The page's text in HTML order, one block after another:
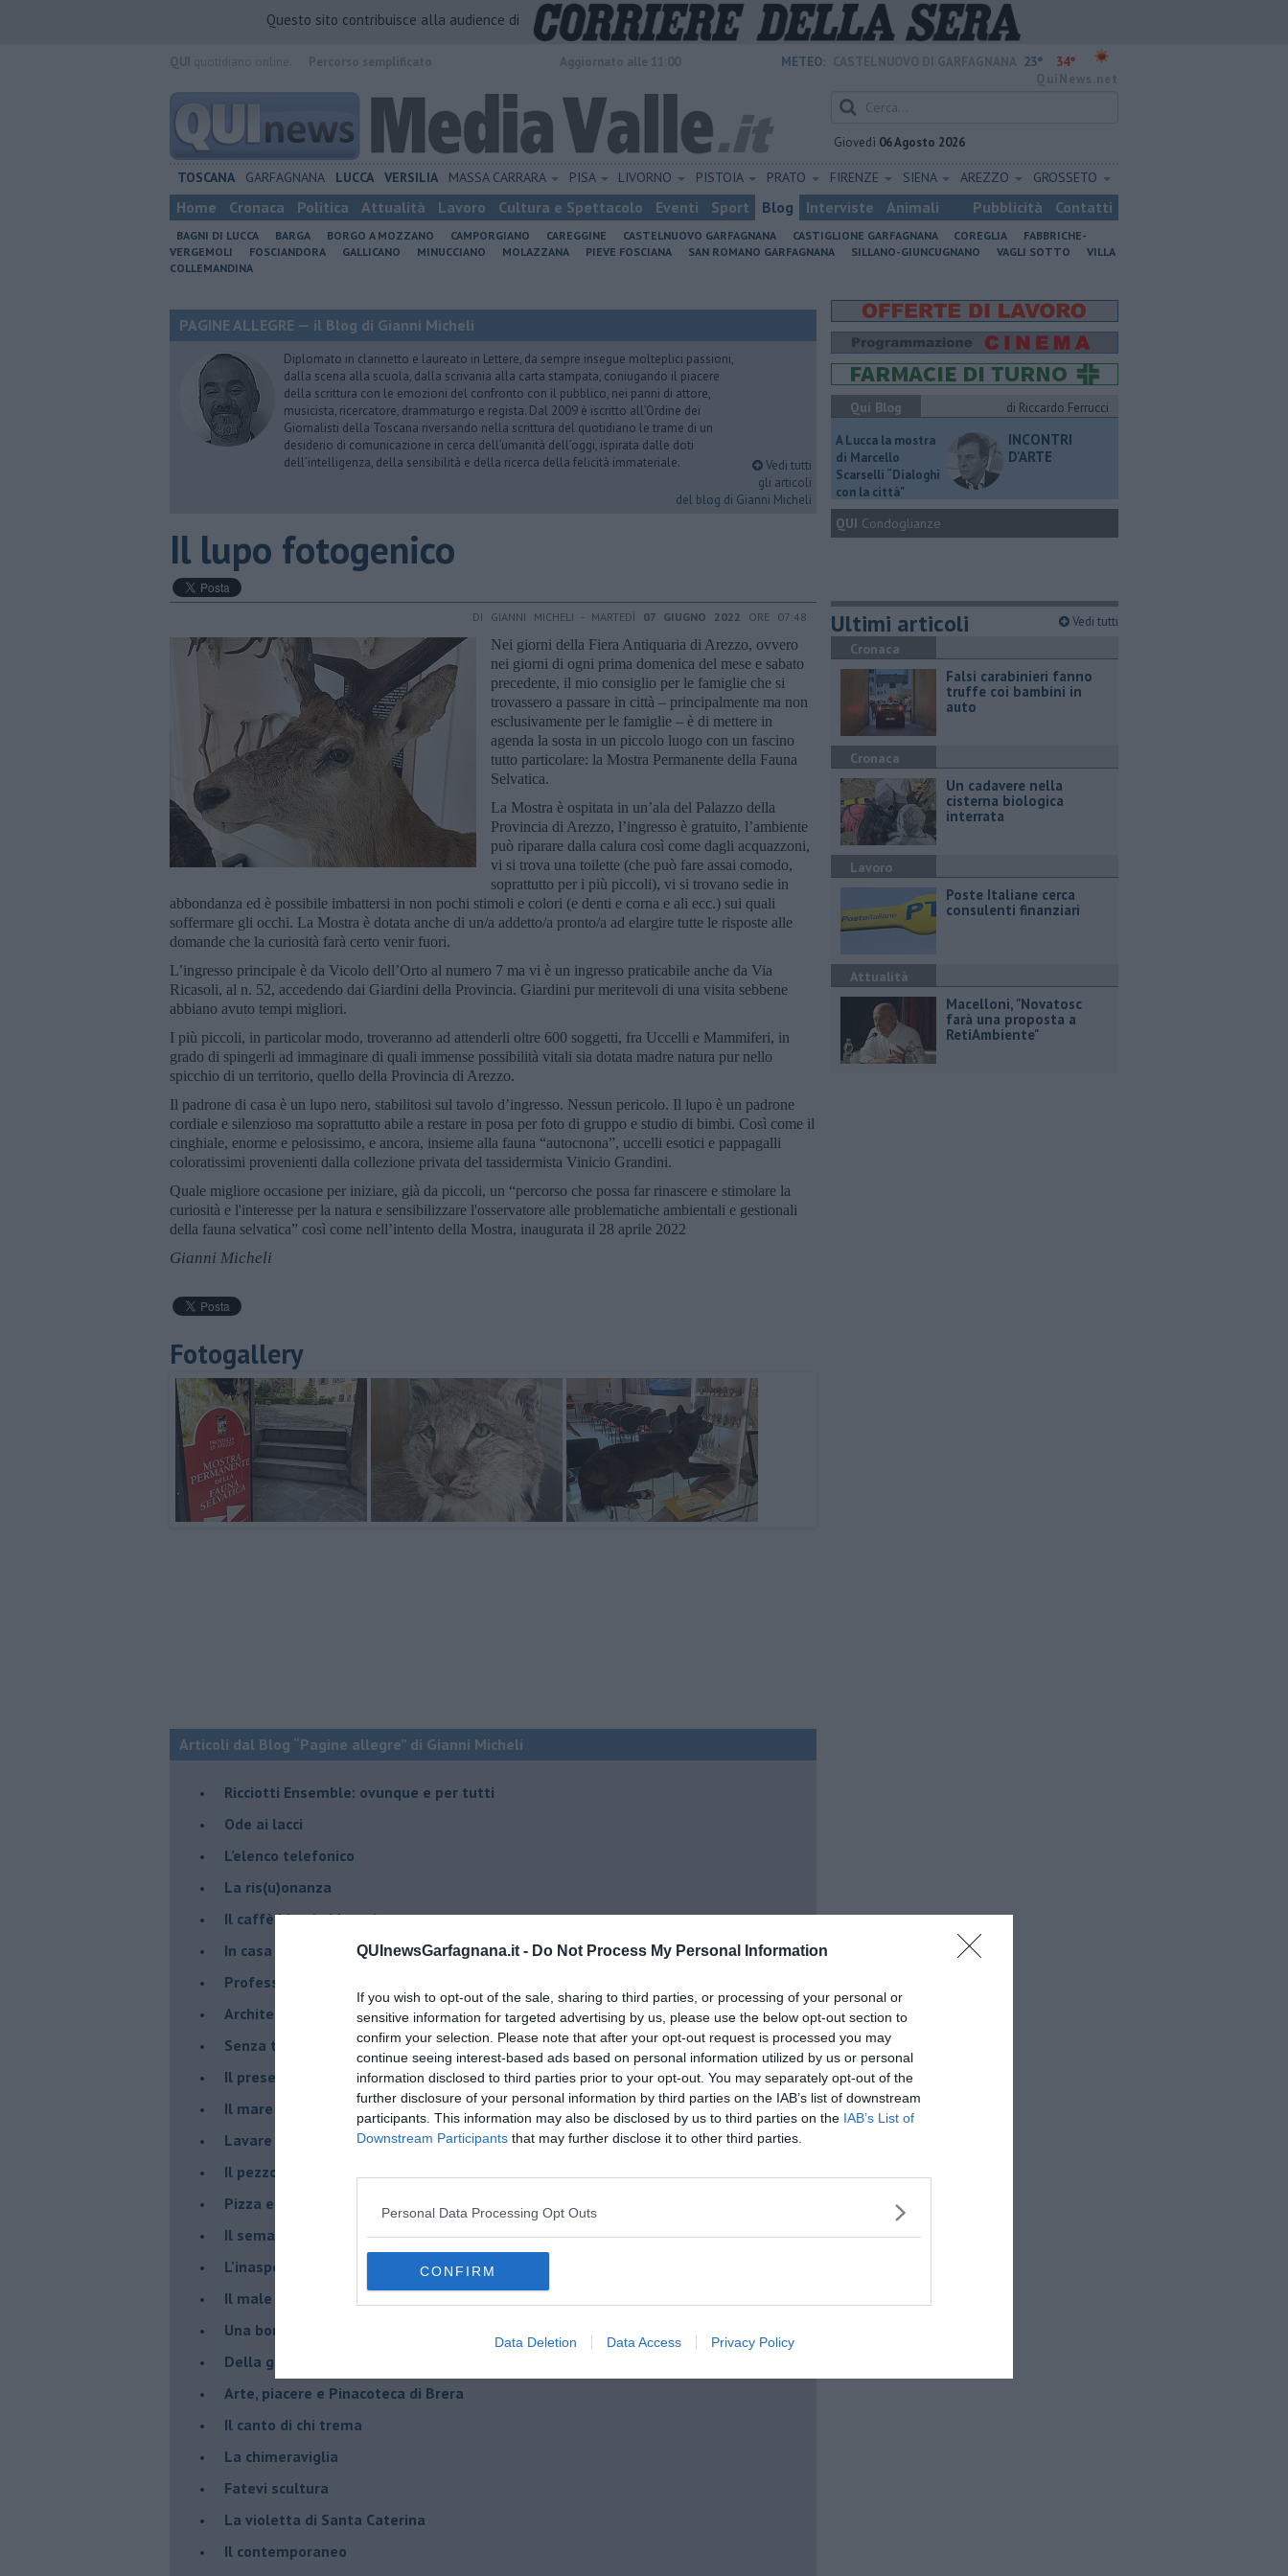
QUInewsGarfagnana.it - Do Not Process My Personal Information
If you wish to opt-out of the sale, sharing to third parties, or processing of your personal or
sensitive information for targeted advertising by us, please use the below opt-out section to
confirm your selection. Please note that after your opt-out request is processed you may
continue seeing interest-based ads based on personal information utilized by us or personal
information disclosed to third parties prior to your opt-out. You may separately opt-out of the
further disclosure of your personal information by third parties on the IAB’s list of downstream
participants. This information may also be disclosed by us to third parties on the IAB’s List of
Downstream Participants that may further disclose it to other third parties.
Personal Data Processing Opt Outs
CONFIRM
Data Deletion Data Access Privacy Policy
Questo sito contribuisce alla audience di
METEO: 23° 34°
Giovedì 06 Agosto 2026
TOSCANA GARFAGNANA LUCCA VERSILIA MASSA CARRARA PISA LIVORNO PISTOIA PRATO FIRENZE SIENA AREZZO GROSSETO
Home Cronaca Politica Attualità Lavoro Cultura e Spettacolo Eventi Sport Blog Interviste Animali Pubblicità Contatti
BAGNI DI LUCCA BARGA BORGO A MOZZANO CAMPORGIANO CAREGGINE CASTELNUOVO GARFAGNANA CASTIGLIONE GARFAGNANA COREGLIA
FABBRICHE-
VERGEMOLI
FOSCIANDORA GALLICANO MINUCCIANO MOLAZZANA PIEVE FOSCIANA SAN ROMANO GARFAGNANA SILLANO-GIUNCUGNANO VAGLI SOTTO
VILLA
COLLEMANDINA
PAGINE ALLEGRE — il Blog di Gianni Micheli
Diplomato in clarinetto e laureato in Lettere, da sempre insegue molteplici passioni,
dalla scena alla scuola, dalla scrivania alla carta stampata, coniugando il piacere
della scrittura con le emozioni del confronto con il pubblico, nei panni di attore,
musicista, ricercatore, drammaturgo e regista. Dal 2009 è iscritto all’Ordine dei
Giornalisti della Toscana riversando nella scrittura del quotidiano le trame di un
desiderio di comunicazione in cerca dell’umanità dell’oggi, ispirata dalle doti
dell’intelligenza, della sensibilità e della ricerca della felicità immateriale.
Vedi tutti
gli articoli
del blog di Gianni Micheli
​Il lupo fotogenico
DI GIANNI MICHELI - MARTEDÌ 07 GIUGNO 2022 ORE 07:48
Nei giorni della Fiera Antiquaria di Arezzo, ovvero
nei giorni di ogni prima domenica del mese e sabato
precedente, il mio consiglio per le famiglie che si
trovassero a passare in città – principalmente ma non
esclusivamente per le famiglie – è di mettere in
agenda la sosta in un piccolo luogo con un fascino
tutto particolare: la Mostra Permanente della Fauna
Selvatica.
La Mostra è ospitata in un’ala del Palazzo della
Provincia di Arezzo, l’ingresso è gratuito, l’ambiente
può riparare dalla calura così come dagli acquazzoni,
vi si trova una toilette (che può fare assai comodo,
soprattutto per i più piccoli), vi si trovano sedie in
abbondanza ed è possibile imbattersi in non pochi stimoli e colori (e denti e corna e ali ecc.) sui quali
soffermare gli occhi. La Mostra è dotata anche di un/a addetto/a pronto/a ad elargire tutte le risposte alle
domande che la curiosità farà certo venir fuori.
L’ingresso principale è da Vicolo dell’Orto al numero 7 ma vi è un ingresso praticabile anche da Via
Ricasoli, al n. 52, accedendo dai Giardini della Provincia. Giardini pur meritevoli di una visita sebbene
abbiano avuto tempi migliori.
I più piccoli, in particolar modo, troveranno ad attenderli oltre 600 soggetti, fra Uccelli e Mammiferi, in
grado di spingerli ad immaginare di quali immense possibilità vitali sia dotata madre natura pur nello
spicchio di un territorio, quello della Provincia di Arezzo.
Il padrone di casa è un lupo nero, stabilitosi sul tavolo d’ingresso. Nessun pericolo. Il lupo è un padrone
cordiale e silenzioso ma soprattutto abile a restare in posa per foto di gruppo e studio di bimbi. Così come il
cinghiale, enorme e pelosissimo, e ancora, insieme alla fauna “autocnona”, uccelli esotici e pappagalli
coloratissimi provenienti dalla collezione privata del tassidermista Vinicio Grandini.
Quale migliore occasione per iniziare, già da piccoli, un “percorso che possa far rinascere e stimolare la
curiosità e l'interesse per la natura e sensibilizzare l'osservatore alle problematiche ambientali e gestionali
della fauna selvatica” così come nell’intento della Mostra, inaugurata il 28 aprile 2022
Gianni Micheli
Fotogallery
Articoli dal Blog “Pagine allegre” di Gianni Micheli
​Ricciotti Ensemble: ovunque e per tutti
Ode ai lacci
​L’elenco telefonico
​La ris(u)onanza
​Il caffè Mattia Moreni
​In casa ho una macchina del tempo
Professione: reporter
Architettura che abbaglia
​Senza tasche, un po’ come me
​Il presepe di San Martino
​Il mare d’autunno
​Lavare la coscienza
​Il pezzo di legno
​Pizza e birra
​Il semaforo rosso
​L’inaspettato
​Il male è zucchero
​Una borraccia olfattiva, grazie
​Della gentilezza di Carofiglio
Arte, piacere e Pinacoteca di Brera
​Il canto di chi trema
La chimeraviglia
​Fatevi scultura
​La violetta di Santa Caterina
​Il contemporaneo
Qui Blog
di Riccardo Ferrucci
A Lucca la mostra
di Marcello
Scarselli “Dialoghi
con la città"
INCONTRI
D'ARTE
QUI Condoglianze
Ultimi articoli Vedi tutti
Cronaca
Falsi carabinieri fanno
truffe coi bambini in
auto
Cronaca
Un cadavere nella
cisterna biologica
interrata
Lavoro
Poste Italiane cerca
consulenti finanziari
Attualità
Macelloni, "Novatosc
farà una proposta a
RetiAmbiente"